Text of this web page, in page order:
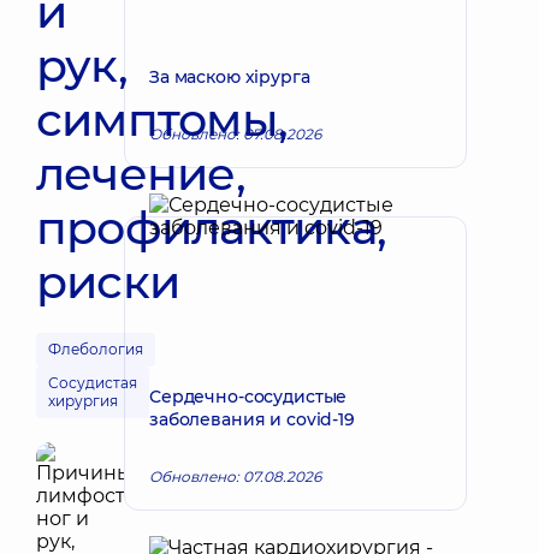
и
рук,
симптомы,
лечение,
профилактика,
риски
Флебология
Сосудистая
хирургия
За маскою хірурга
Обновлено: 07.08.2026
Сердечно-сосудистые
заболевания и covid-19
Обновлено: 07.08.2026